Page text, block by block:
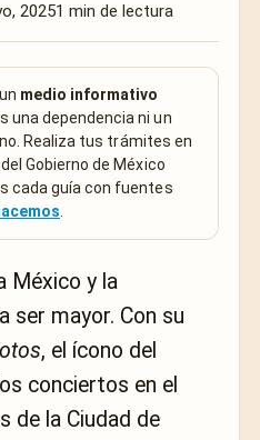
20251 min de lectura
medio informativo
una dependencia ni un
Realiza tus trámites en
Gobierno de México
cada guía con fuentes
México y la
ser mayor. Con su
, el ícono del
conciertos en el
de la Ciudad de